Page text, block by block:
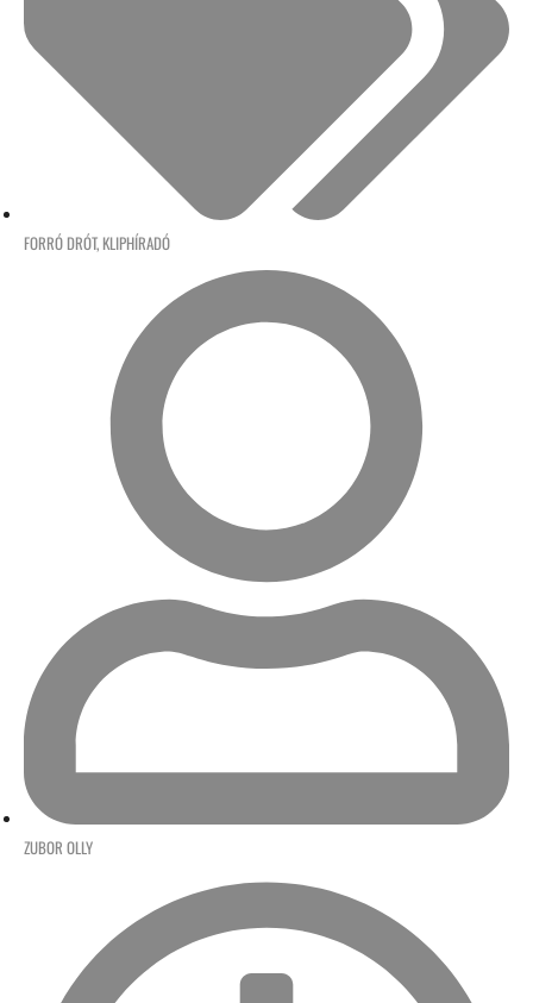
FORRÓ DRÓT, KLIPHÍRADÓ
ZUBOR OLLY